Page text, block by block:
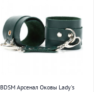
BDSM Арсенал Оковы Lady's